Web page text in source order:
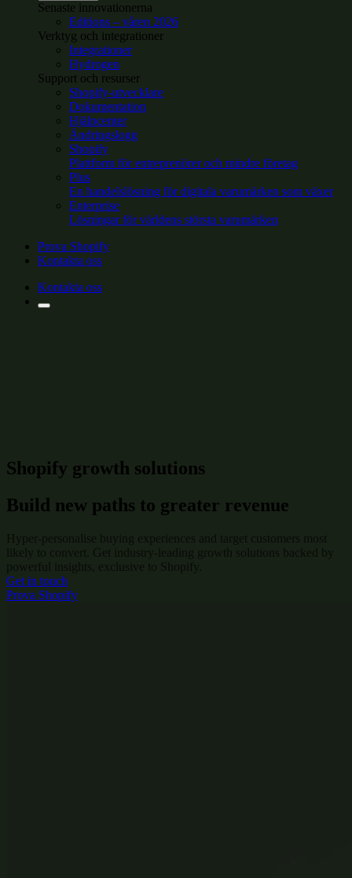
Senaste innovationerna
Editions – våren 2026
Verktyg och integrationer
Integrationer
Hydrogen
Support och resurser
Shopify-utvecklare
Dokumentation
Hjälpcenter
Ändringslogg
Shopify
Plattform för entreprenörer och mindre företag
Plus
En handelslösning för digitala varumärken som växer
Enterprise
Lösningar för världens största varumärken
Prova Shopify
Kontakta oss
Kontakta oss
Shopify growth solutions
Build new paths to greater revenue
Hyper-personalise buying experiences and target customers most
likely to convert. Get industry-leading growth solutions backed by
powerful insights, exclusive to Shopify.
Get in touch
Prova Shopify